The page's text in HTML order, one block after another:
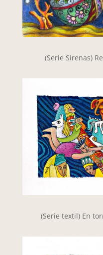
(Serie Sirenas)
(Serie textil) En